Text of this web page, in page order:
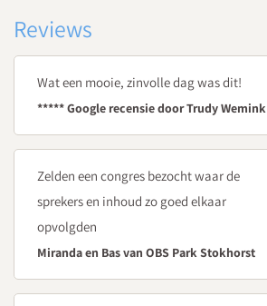
Reviews
Wat een mooie, zinvolle dag was dit!
***** Google recensie door Trudy Wemink
Zelden een congres bezocht waar de
sprekers en inhoud zo goed elkaar
opvolgden
Miranda en Bas van OBS Park Stokhorst